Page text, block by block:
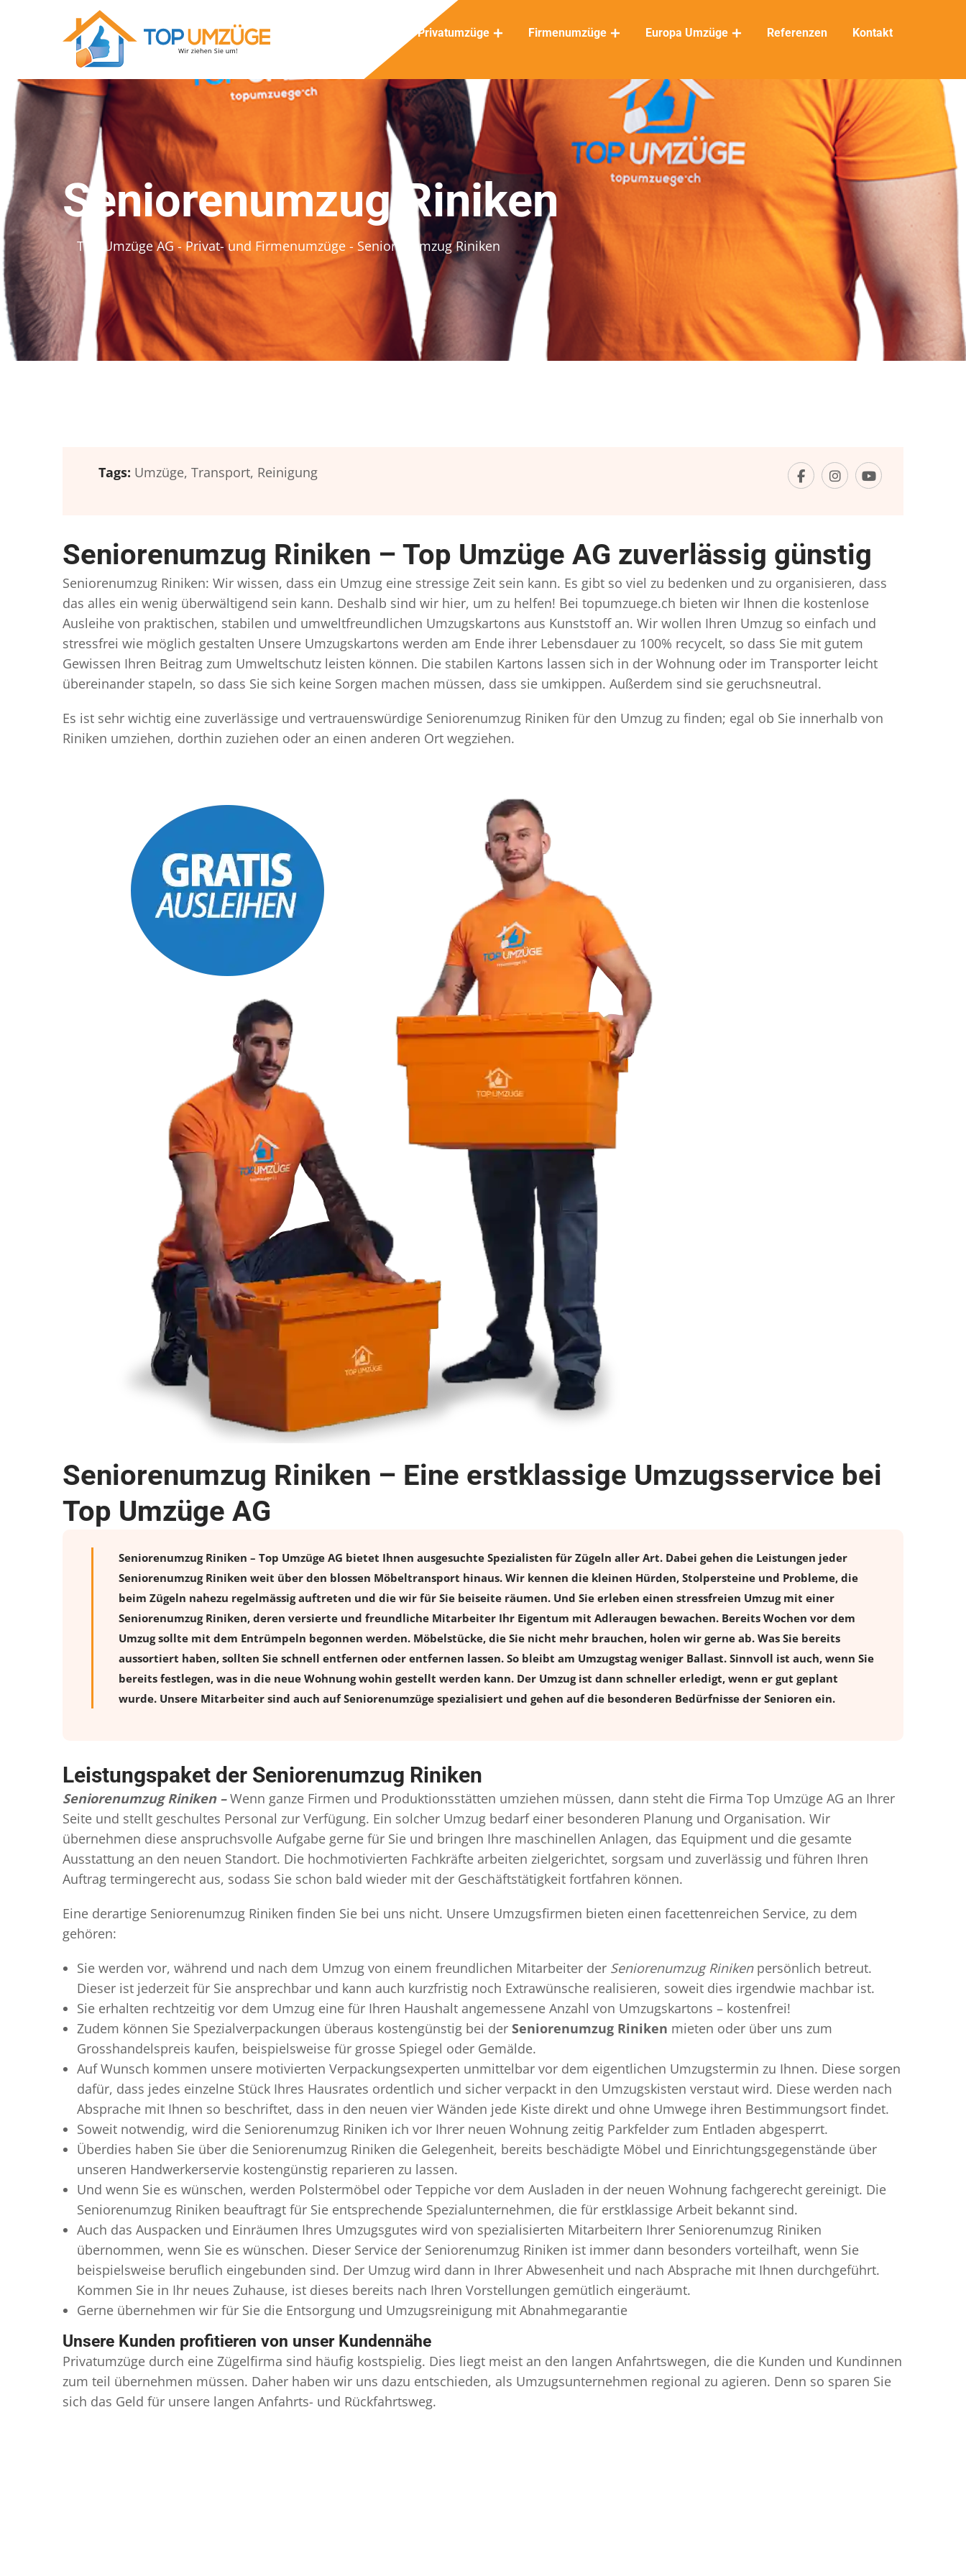
Privatumzüge Firmenumzüge Europa Umzüge Referenzen Kontakt
Seniorenumzug Riniken
Top Umzüge AG - Privat- und Firmenumzüge - Seniorenumzug Riniken
Tags: Umzüge, Transport, Reinigung
Seniorenumzug Riniken – Top Umzüge AG zuverlässig günstig
Seniorenumzug Riniken: Wir wissen, dass ein Umzug eine stressige Zeit sein kann. Es gibt so viel zu bedenken und zu organisieren, dass
das alles ein wenig überwältigend sein kann. Deshalb sind wir hier, um zu helfen! Bei topumzuege.ch bieten wir Ihnen die kostenlose
Ausleihe von praktischen, stabilen und umweltfreundlichen Umzugskartons aus Kunststoff an. Wir wollen Ihren Umzug so einfach und
stressfrei wie möglich gestalten Unsere Umzugskartons werden am Ende ihrer Lebensdauer zu 100% recycelt, so dass Sie mit gutem
Gewissen Ihren Beitrag zum Umweltschutz leisten können. Die stabilen Kartons lassen sich in der Wohnung oder im Transporter leicht
übereinander stapeln, so dass Sie sich keine Sorgen machen müssen, dass sie umkippen. Außerdem sind sie geruchsneutral.
Es ist sehr wichtig eine zuverlässige und vertrauenswürdige Seniorenumzug Riniken für den Umzug zu finden; egal ob Sie innerhalb von
Riniken umziehen, dorthin zuziehen oder an einen anderen Ort wegziehen.
Seniorenumzug Riniken – Eine erstklassige Umzugsservice bei
Top Umzüge AG
Seniorenumzug Riniken – Top Umzüge AG bietet Ihnen ausgesuchte Spezialisten für Zügeln aller Art. Dabei gehen die Leistungen jeder
Seniorenumzug Riniken weit über den blossen Möbeltransport hinaus. Wir kennen die kleinen Hürden, Stolpersteine und Probleme, die
beim Zügeln nahezu regelmässig auftreten und die wir für Sie beiseite räumen. Und Sie erleben einen stressfreien Umzugmit einer
Seniorenumzug Riniken, deren versierte und freundliche Mitarbeiter Ihr Eigentum mit Adleraugen bewachen. Bereits Wochen vor dem
Umzug sollte mit dem Entrümpeln begonnen werden. Möbelstücke, die Sie nicht mehr brauchen, holen wir gerne ab. Was Sie bereits
aussortiert haben, sollten Sie schnell entfernen oder entfernen lassen. So bleibt am Umzugstag weniger Ballast. Sinnvoll ist auch, wenn Sie
bereits festlegen, was in die neue Wohnung wohin gestellt werden kann. Der Umzug ist dann schneller erledigt, wenn er gut geplant
wurde. Unsere Mitarbeiter sind auch auf Seniorenumzüge spezialisiert und gehen auf die besonderen Bedürfnisse der Senioren ein.
Leistungspaket der Seniorenumzug Riniken
Seniorenumzug Riniken – Wenn ganze Firmen und Produktionsstätten umziehen müssen, dann steht die Firma Top Umzüge AG an Ihrer
Seite und stellt geschultes Personal zur Verfügung. Ein solcher Umzug bedarf einer besonderen Planung und Organisation. Wir
übernehmen diese anspruchsvolle Aufgabe gerne für Sie und bringen Ihre maschinellen Anlagen, das Equipment und die gesamte
Ausstattung an den neuen Standort. Die hochmotivierten Fachkräfte arbeiten zielgerichtet, sorgsam und zuverlässig und führen Ihren
Auftrag termingerecht aus, sodass Sie schon bald wieder mit der Geschäftstätigkeit fortfahren können.
Eine derartige Seniorenumzug Riniken finden Sie bei uns nicht. Unsere Umzugsfirmen bieten einen facettenreichen Service, zu dem
gehören:
Sie werden vor, während und nach dem Umzug von einem freundlichen Mitarbeiter der Seniorenumzug Rinikenpersönlich betreut.
Dieser ist jederzeit für Sie ansprechbar und kann auch kurzfristig noch Extrawünsche realisieren, soweit dies irgendwie machbar ist.
Sie erhalten rechtzeitig vor dem Umzug eine für Ihren Haushalt angemessene Anzahl von Umzugskartons – kostenfrei!
Zudem können Sie Spezialverpackungen überaus kostengünstig bei der Seniorenumzug Riniken mieten oder über uns zum
Grosshandelspreis kaufen, beispielsweise für grosse Spiegel oder Gemälde.
Auf Wunsch kommen unsere motivierten Verpackungsexperten unmittelbar vor dem eigentlichen Umzugstermin zu Ihnen. Diese sorgen
dafür, dass jedes einzelne Stück Ihres Hausrates ordentlich und sicher verpackt in den Umzugskisten verstaut wird. Diese werden nach
Absprache mit Ihnen so beschriftet, dass in den neuen vier Wänden jede Kiste direkt und ohne Umwege ihren Bestimmungsort findet.
Soweit notwendig, wird die Seniorenumzug Riniken ich vor Ihrer neuen Wohnung zeitig Parkfelder zum Entladen abgesperrt.
Überdies haben Sie über die Seniorenumzug Riniken die Gelegenheit, bereits beschädigte Möbel und Einrichtungsgegenstände über
unseren Handwerkerservie kostengünstig reparieren zu lassen.
Und wenn Sie es wünschen, werden Polstermöbel oder Teppiche vor dem Ausladen in der neuen Wohnung fachgerecht gereinigt. Die
Seniorenumzug Riniken beauftragt für Sie entsprechende Spezialunternehmen, die für erstklassige Arbeit bekannt sind.
Auch das Auspacken und Einräumen Ihres Umzugsgutes wird von spezialisierten Mitarbeitern Ihrer Seniorenumzug Riniken
übernommen, wenn Sie es wünschen. Dieser Service der Seniorenumzug Riniken ist immer dann besonders vorteilhaft, wenn Sie
beispielsweise beruflich eingebunden sind. Der Umzug wird dann in Ihrer Abwesenheit und nach Absprache mit Ihnen durchgeführt.
Kommen Sie in Ihr neues Zuhause, ist dieses bereits nach Ihren Vorstellungen gemütlich eingeräumt.
Gerne übernehmen wir für Sie die Entsorgung und Umzugsreinigung mit Abnahmegarantie
Unsere Kunden profitieren von unser Kundennähe
Privatumzüge durch eine Zügelfirma sind häufig kostspielig. Dies liegt meist an den langen Anfahrtswegen, die die Kunden und Kundinnen
zum teil übernehmen müssen. Daher haben wir uns dazu entschieden, als Umzugsunternehmen regional zu agieren. Denn so sparen Sie
sich das Geld für unsere langen Anfahrts- und Rückfahrtsweg.